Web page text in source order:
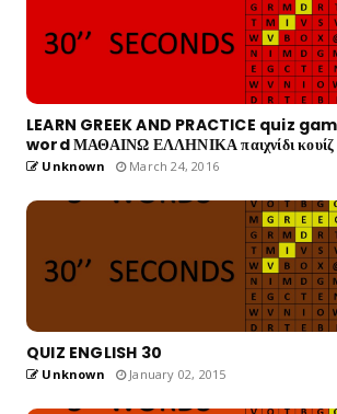
LEARN GREEK AND PRACTICE quiz
word ΜΑΘΑΙΝΩ ΕΛΛΗΝΙΚΑ παιχνίδι κουίζ
Unknown March 24, 2016
QUIZ ENGLISH 30
Unknown January 02, 2015